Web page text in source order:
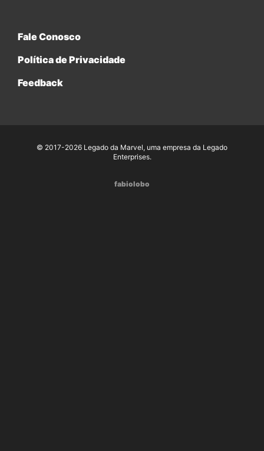
Fale Conosco
Política de Privacidade
Feedback
© 2017-2026 Legado da Marvel, uma empresa da Legado
Enterprises.
fabiolobo